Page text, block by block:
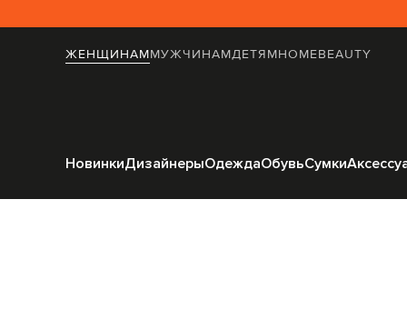
ЖЕНЩИНАММУЖЧИНАМДЕТЯМHOMEBEAUTY
НовинкиДизайнерыОдеждаОбувьСумки
Главная Женщинам